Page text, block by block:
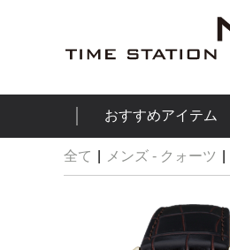
おすすめアイテム
全て メンズ - クォーツ